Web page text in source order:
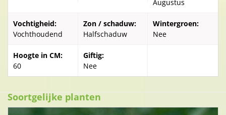
Augustus
Vochtigheid:
Vochthoudend
Zon / schaduw:
Halfschaduw
Wintergroen:
Nee
Hoogte in CM:
60
Giftig:
Nee
Soortgelijke planten